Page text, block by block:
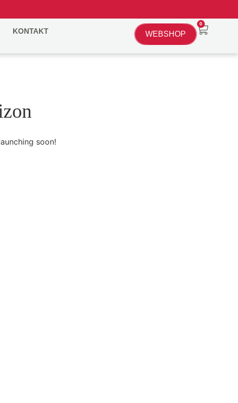
KONTAKT WEBSHOP
0
soon!